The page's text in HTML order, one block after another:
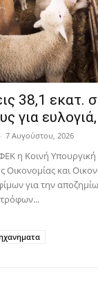
38,1 εκατ.
για
- 7 Αυγούστου, 2026
η Κοινή
Οικονομίας και
για την